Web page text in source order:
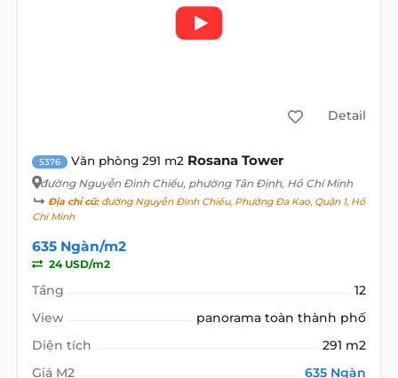
Detail
5376 Văn phòng 291 m2 Rosana Tower
đường Nguyễn Đình Chiểu, phường Tân Định, Hồ Chí Minh
Địa chỉ cũ:đường Nguyễn Đình Chiểu, Phường Đa Kao, Quận 1, Hồ
Chí Minh
635 Ngàn/m2
24 USD/m2
Tầng
12
View
panorama toàn thành phố
Diện tích
291 m2
Giá M2
635 Ngàn